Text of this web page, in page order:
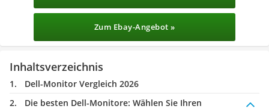
Zum Ebay-Angebot »
Inhaltsverzeichnis
Dell-Monitor Vergleich 2026
Die besten Dell-Monitore: Wählen Sie Ihren